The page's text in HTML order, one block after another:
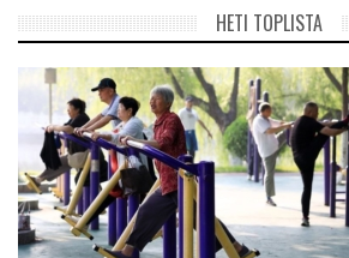
HETI TOPLISTA